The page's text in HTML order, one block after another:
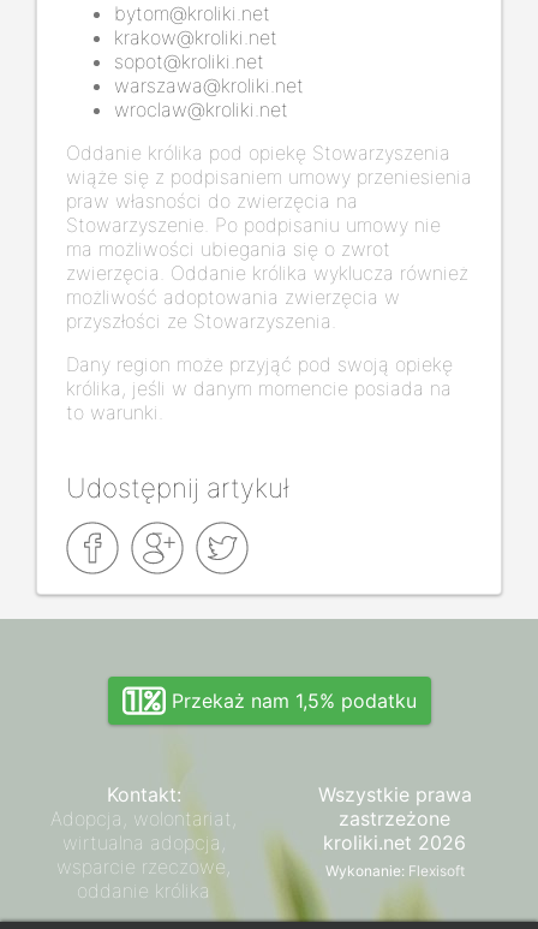
bytom@kroliki.net
krakow@kroliki.net
sopot@kroliki.net
warszawa@kroliki.net
wroclaw@kroliki.net
Oddanie królika pod opiekę Stowarzyszenia
wiąże się z podpisaniem umowy przeniesienia
praw własności do zwierzęcia na
Stowarzyszenie. Po podpisaniu umowy nie
ma możliwości ubiegania się o zwrot
zwierzęcia. Oddanie królika wyklucza również
możliwość adoptowania zwierzęcia w
przyszłości ze Stowarzyszenia.
Dany region może przyjąć pod swoją opiekę
królika, jeśli w danym momencie posiada na
to warunki.
Udostępnij artykuł
Przekaż nam 1,5% podatku
Kontakt:
Adopcja, wolontariat,
wirtualna adopcja,
wsparcie rzeczowe,
oddanie królika
Wszystkie prawa
zastrzeżone
kroliki.net 2026
Wykonanie: Flexisoft